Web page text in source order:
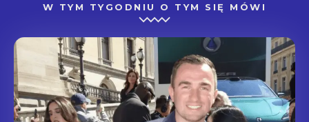
W TYM TYGODNIU O TYM SIĘ MÓWI